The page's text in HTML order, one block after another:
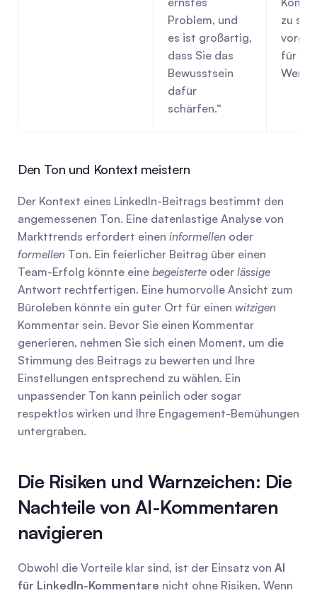
Problem, und
es ist großartig,
dass Sie das
Bewusstsein
dafür
schärfen.“
zu
für
Den Ton und Kontext meistern
Der Kontext eines LinkedIn-Beitrags bestimmt den
angemessenen Ton. Eine datenlastige Analyse von
Markttrends erfordert einen informellen
formellen Ton. Ein feierlicher Beitrag über einen
Team-Erfolg könnte eine begeisterte oder lässige
Antwort rechtfertigen. Eine humorvolle Ansicht zum
Büroleben könnte ein guter Ort für einen witzigen
Kommentar sein. Bevor Sie einen Kommentar
generieren, nehmen Sie sich einen Moment, um die
Stimmung des Beitrags zu bewerten und Ihre
Einstellungen entsprechend zu wählen. Ein
unpassender Ton kann peinlich oder sogar
respektlos wirken und Ihre Engagement-Bemühungen
untergraben.
Die Risiken und Warnzeichen: Die
Nachteile von AI-Kommentaren
navigieren
Obwohl die Vorteile klar sind, ist der Einsatz von AI
für LinkedIn-Kommentare nicht ohne Risiken. Wenn